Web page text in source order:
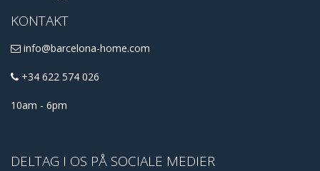
KONTAKT
info@barcelona-home.com
+34 622 574 026
10am - 6pm
DELTAG I OS PÅ SOCIALE MEDIER